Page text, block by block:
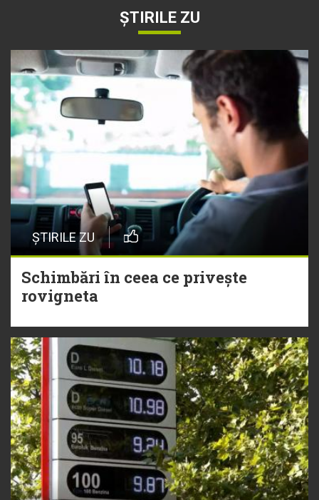
ȘTIRILE ZU
ȘTIRILE ZU
Schimbări în ceea ce privește
rovigneta